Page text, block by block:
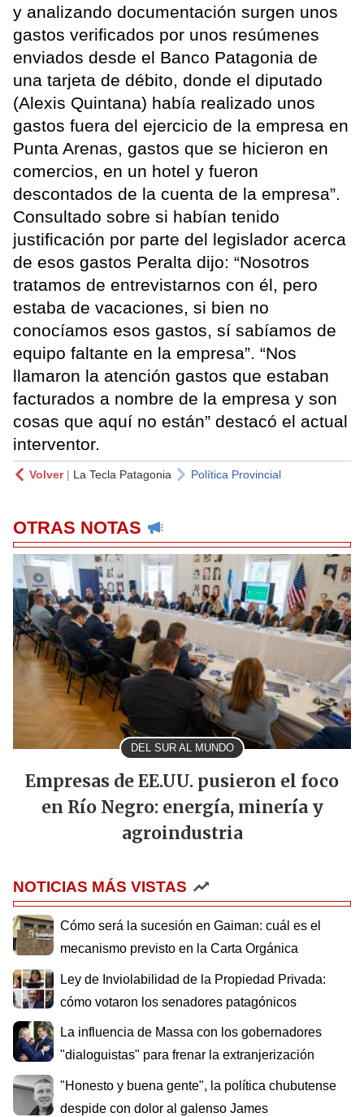
y analizando documentación surgen unos
gastos verificados por unos resúmenes
enviados desde el Banco Patagonia de
una tarjeta de débito, donde el diputado
(Alexis Quintana) había realizado unos
gastos fuera del ejercicio de la empresa en
Punta Arenas, gastos que se hicieron en
comercios, en un hotel y fueron
descontados de la cuenta de la empresa”.
Consultado sobre si habían tenido
justificación por parte del legislador acerca
de esos gastos Peralta dijo: “Nosotros
tratamos de entrevistarnos con él, pero
estaba de vacaciones, si bien no
conocíamos esos gastos, sí sabíamos de
equipo faltante en la empresa”. “Nos
llamaron la atención gastos que estaban
facturados a nombre de la empresa y son
cosas que aquí no están” destacó el actual
interventor.
Volver| La Tecla Patagonia Política Provincial
OTRAS NOTAS
DEL SUR AL MUNDO
Empresas de EE.UU. pusieron el foco
en Río Negro: energía, minería y
agroindustria
NOTICIAS MÁS VISTAS
Cómo será la sucesión en Gaiman: cuál es el
mecanismo previsto en la Carta Orgánica
Ley de Inviolabilidad de la Propiedad Privada:
cómo votaron los senadores patagónicos
La influencia de Massa con los gobernadores
"dialoguistas" para frenar la extranjerización
"Honesto y buena gente", la política chubutense
despide con dolor al galenso James